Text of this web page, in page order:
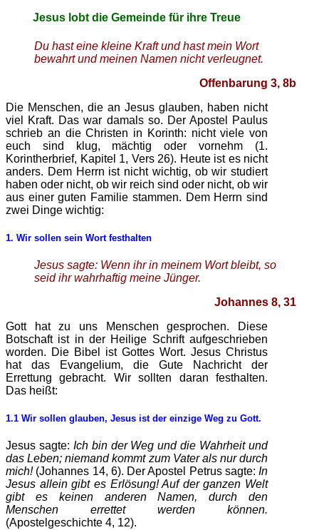
Jesus lobt die Gemeinde für ihre Treue
Du hast eine kleine Kraft und hast mein Wort
bewahrt und meinen Namen nicht verleugnet.
Offenbarung 3, 8b
Die Menschen, die an Jesus glauben, haben nicht
viel Kraft. Das war damals so. Der Apostel Paulus
schrieb an die Christen in Korinth: nicht viele von
euch sind klug, mächtig oder vornehm (1.
Korintherbrief, Kapitel 1, Vers 26). Heute ist es nicht
anders. Dem Herrn ist nicht wichtig, ob wir studiert
haben oder nicht, ob wir reich sind oder nicht, ob wir
aus einer guten Familie stammen. Dem Herrn sind
zwei Dinge wichtig:
1. Wir sollen sein Wort festhalten
Jesus sagte: Wenn ihr in meinem Wort bleibt, so
seid ihr wahrhaftig meine Jünger.
Johannes 8, 31
Gott hat zu uns Menschen gesprochen. Diese
Botschaft ist in der Heilige Schrift aufgeschrieben
worden. Die Bibel ist Gottes Wort. Jesus Christus
hat das Evangelium, die Gute Nachricht der
Errettung gebracht. Wir sollten daran festhalten.
Das heißt:
1.1 Wir sollen glauben, Jesus ist der einzige Weg zu Gott.
Jesus sagte: Ich bin der Weg und die Wahrheit und
das Leben; niemand kommt zum Vater als nur durch
mich!(Johannes 14, 6). Der Apostel Petrus sagte: In
Jesus allein gibt es Erlösung! Auf der ganzen Welt
gibt es keinen anderen Namen, durch den
Menschen errettet werden können.
(Apostelgeschichte 4, 12).